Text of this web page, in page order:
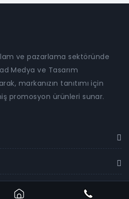
ve pazarlama sektöründe
Medya ve Tasarım
markanızın tanıtımı için
promosyon ürünleri sunar.